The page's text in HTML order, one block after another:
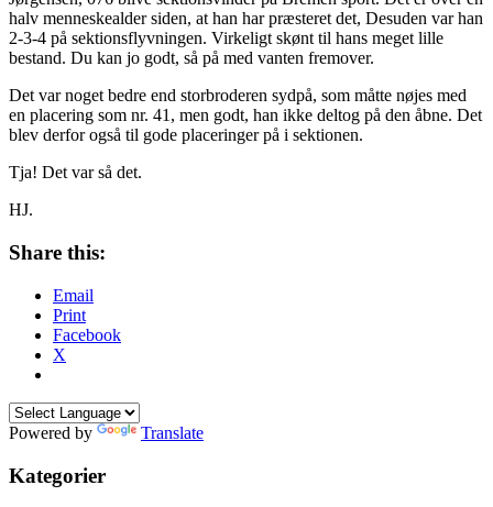
halv menneskealder siden, at han har præsteret det, Desuden var han
2-3-4 på sektionsflyvningen. Virkeligt skønt til hans meget lille
bestand. Du kan jo godt, så på med vanten fremover.
Det var noget bedre end storbroderen sydpå, som måtte nøjes med
en placering som nr. 41, men godt, han ikke deltog på den åbne. Det
blev derfor også til gode placeringer på i sektionen.
Tja! Det var så det.
HJ.
Share this:
Email
Print
Facebook
X
Powered by Translate
Kategorier